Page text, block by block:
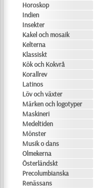
Horoskop
Indien
Insekter
Kakel och mosaik
Kelterna
Klassiskt
Kök och Kokvrå
Korallrev
Latinos
Löv och växter
Märken och logotyper
Maskineri
Medeltiden
Mönster
Musik o dans
Olmekerna
Österländskt
Precolumbianska
Renässans